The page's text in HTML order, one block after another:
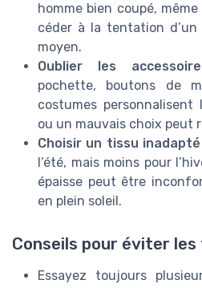
homme bien coupé,
céder à la tentation
moyen.
Oublier les
pochette, boutons de
costumes
ou un mauvais choix peut
Choisir un tissu
l’été, mais moins pour
épaisse peut être
en plein soleil.
Conseils pour éviter les
Essayez toujours